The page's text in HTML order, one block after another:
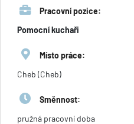
Pracovní pozice:
Pomocní kuchaři
Místo práce:
Cheb (Cheb)
Směnnost:
pružná pracovní doba